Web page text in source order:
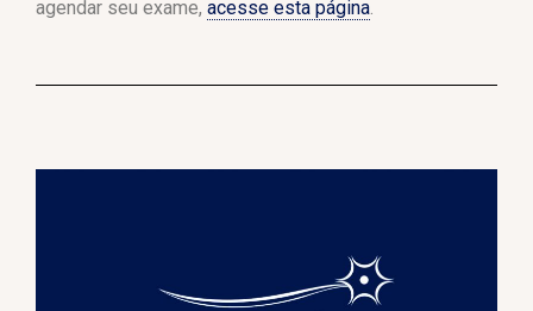
agendar seu exame, acesse esta página